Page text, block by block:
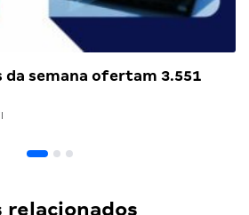
da semana ofertam 3.551
relacionados